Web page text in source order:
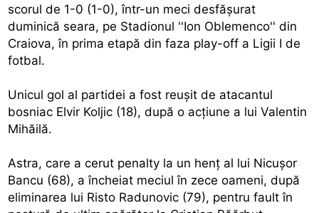
scorul de 1-0 (1-0), într-un meci desfăşurat
duminică seara, pe Stadionul ''Ion Oblemenco'' din
Craiova, în prima etapă din faza play-off a Ligii I de
fotbal.
Unicul gol al partidei a fost reuşit de atacantul
bosniac Elvir Koljic (18), după o acţiune a lui Valentin
Mihăilă.
Astra, care a cerut penalty la un henţ al lui Nicuşor
Bancu (68), a încheiat meciul în zece oameni, după
eliminarea lui Risto Radunovic (79), pentru fault în